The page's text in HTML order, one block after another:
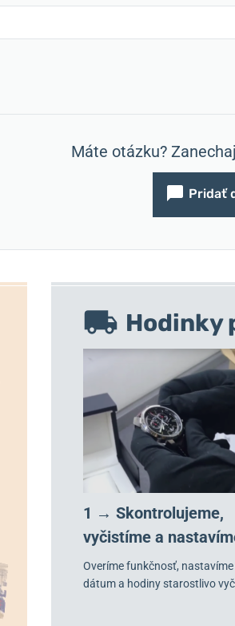
Máte otázku?
Pridať
Hodinky
1 → Skontrolujeme,
vyčistíme a
Overíme funkčnosť, nastavíme
dátum a hodiny starostlivo